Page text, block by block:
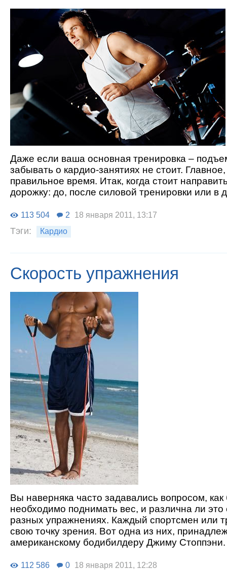
Даже если ваша основная тренировка –
забывать о кардио-занятиях не стоит.
правильное время. Итак, когда стоит
дорожку: до, после силовой тренировки или в
113 504 2 18 января 2011, 13:17
Тэги: Кардио
Скорость упражнения
Вы наверняка часто задавались вопросом,
необходимо поднимать вес, и различна ли это
разных упражнениях. Каждый спортсмен или
свою точку зрения. Вот одна из них,
американскому бодибилдеру Джиму Стоппэни.
112 586 0 18 января 2011, 12:28